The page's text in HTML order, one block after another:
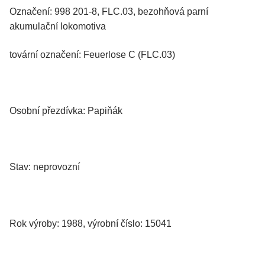
Označení: 998 201-8, FLC.03, bezohňová parní
akumulační lokomotiva
tovární označení: Feuerlose C (FLC.03)
Osobní přezdívka: Papiňák
Stav: neprovozní
Rok výroby: 1988, výrobní číslo: 15041